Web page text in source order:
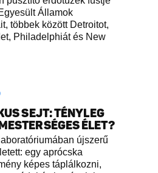
Államok
többek között Detroitot,
Philadelphiát és New
SEJT: TÉNYLEG
ÉLET?
újszerű
egy aprócska
képes táplálkozni,